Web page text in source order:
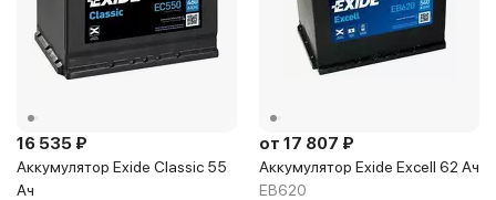
16 535 ₽
Аккумулятор Exide Classic 55
Ач
от 17 807 ₽
Аккумулятор Exide Excell 62 Ач
EB620